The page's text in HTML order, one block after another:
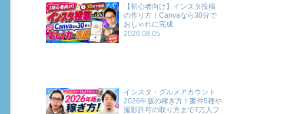
【初心者向け】インスタ投稿
の作り方！Canvaなら30分で
おしゃれに完成
2026.08.05
インスタ・グルメアカウント
2026年版の稼ぎ方！案件5種や
撮影許可の取り方まで7万人フ